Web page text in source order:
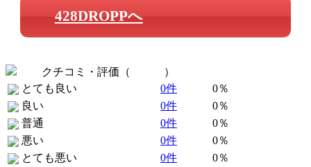
428DROPPへ
クチコミ・評価（
）
とても良い
0件
0％
良い
0件
0％
普通
0件
0％
悪い
0件
0％
とても悪い
0件
0％